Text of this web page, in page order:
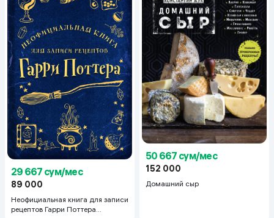
29 667 сум/мес
89 000
Неофициальная книга для записи
рецептов Гарри Поттера
50 667 сум/мес
152 000
Домашний сыр